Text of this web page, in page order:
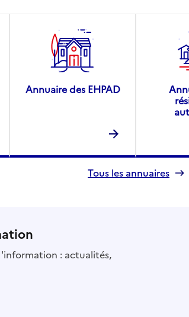
Annuaire des EHPAD
Tous les annuaires
: actualités,